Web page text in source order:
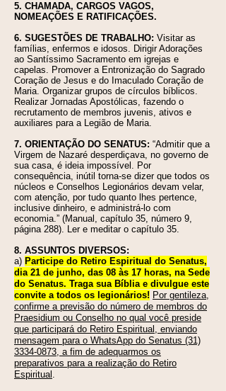
5. CHAMADA, CARGOS VAGOS,
NOMEAÇÕES E RATIFICAÇÕES.
​6. SUGESTÕES DE TRABALHO: Visitar as
famílias, enfermos e idosos. Dirigir Adorações
ao Santíssimo Sacramento em igrejas e
capelas. Promover a Entronização do Sagrado
Coração de Jesus e do Imaculado Coração de
Maria. Organizar grupos de círculos bíblicos.
Realizar Jornadas Apostólicas, fazendo o
recrutamento de membros juvenis, ativos e
auxiliares para a Legião de Maria.
7. ORIENTAÇÃO DO SENATUS: “Admitir que a
Virgem de Nazaré desperdiçava, no governo de
sua casa, é ideia impossível. Por
consequência, inútil torna-se dizer que todos os
núcleos e Conselhos Legionários devam velar,
com atenção, por tudo quanto lhes pertence,
inclusive dinheiro, e administrá-lo com
economia.” (Manual, capítulo 35, número 9,
página 288). Ler e meditar o capítulo 35.
8. ASSUNTOS DIVERSOS:
a) Participe do Retiro Espiritual do Senatus,
dia 21 de junho, das 08 às 17 horas, na Sede
do Senatus. Traga sua Bíblia e divulgue este
convite a todos os legionários! Por gentileza,
confirme a previsão do número de membros do
Praesidium ou Conselho no qual você preside
que participará do Retiro Espiritual, enviando
mensagem para o WhatsApp do Senatus (31)
3334-0873, a fim de adequarmos os
preparativos para a realização do Retiro
Espiritual .